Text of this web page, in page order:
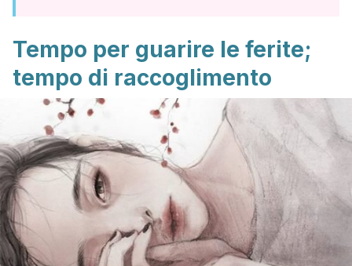
Tempo per guarire le ferite;
tempo di raccoglimento